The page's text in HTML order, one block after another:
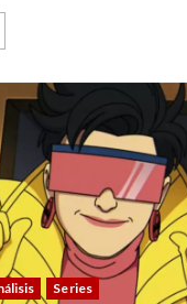
Series